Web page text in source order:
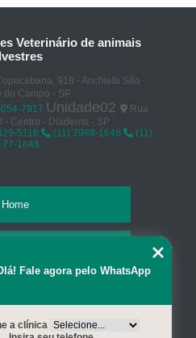
Veterinário de animais
918 - Anchieta São
do Campo - SP
7917 Unidade02
Rua
- Centro - Diadema - SP
5116 (11) 2988-1648
(11)
1648
Home
Fale agora pelo WhatsApp
a clínica